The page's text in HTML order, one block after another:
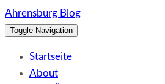
Skip
to
Ahrensburg Blog
Toggle Navigation
Startseite
About